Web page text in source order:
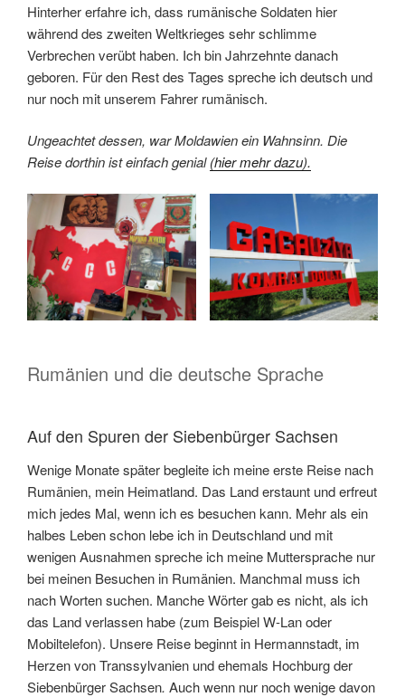
Hinterher erfahre ich, dass rumänische Soldaten hier
während des zweiten Weltkrieges sehr schlimme
Verbrechen verübt haben. Ich bin Jahrzehnte danach
geboren. Für den Rest des Tages spreche ich deutsch und
nur noch mit unserem Fahrer rumänisch.
Ungeachtet dessen, war Moldawien ein Wahnsinn. Die
Reise dorthin ist einfach genial(hier mehr dazu).
Rumänien und die deutsche Sprache
Auf den Spuren der Siebenbürger Sachsen
Wenige Monate später begleite ich meine erste Reise nach
Rumänien, mein Heimatland. Das Land erstaunt und erfreut
mich jedes Mal, wenn ich es besuchen kann. Mehr als ein
halbes Leben schon lebe ich in Deutschland und mit
wenigen Ausnahmen spreche ich meine Muttersprache nur
bei meinen Besuchen in Rumänien. Manchmal muss ich
nach Worten suchen. Manche Wörter gab es nicht, als ich
das Land verlassen habe (zum Beispiel W-Lan oder
Mobiltelefon). Unsere Reise beginnt in Hermannstadt, im
Herzen von Transsylvanien und ehemals Hochburg der
Siebenbürger Sachsen. Auch wenn nur noch wenige davon